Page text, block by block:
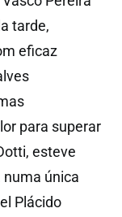
tarde,
eficaz
para superar
esteve
única
Plácido